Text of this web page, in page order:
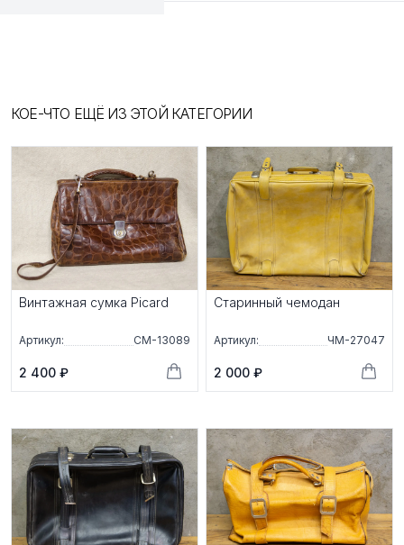
КОЕ-ЧТО ЕЩЁ ИЗ ЭТОЙ КАТЕГОРИИ
Винтажная сумка Picard
Артикул: СМ-13089
2 400 ₽
Старинный чемодан
Артикул: ЧМ-27047
2 000 ₽